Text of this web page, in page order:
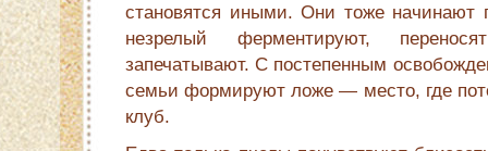
становятся иными. Они тоже начинают
незрелый ферментируют,
запечатывают. С постепенным
семьи формируют ложе — место, где
клуб.